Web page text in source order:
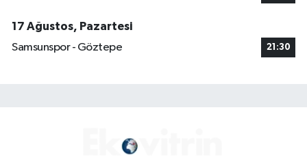
17 Ağustos, Pazartesi
Samsunspor - Göztepe
21:30